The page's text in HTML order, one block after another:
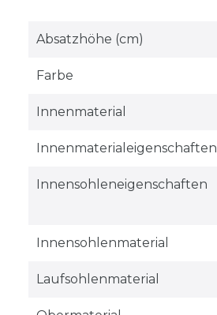
Absatzhöhe (cm)
Farbe
Innenmaterial
Innenmaterialeigenschaften
Innensohleneigenschaften
Innensohlenmaterial
Laufsohlenmaterial